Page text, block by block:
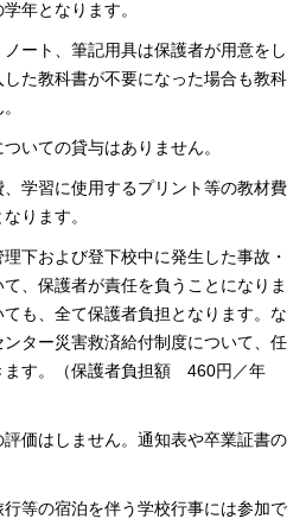
年となります。
ート、筆記用具は保護者が用意をし
た教科書が不要になった場合も教科
いての貸与はありません。
学習に使用するプリント等の教材費
ります。
下および登下校中に発生した事故・
、保護者が責任を負うことになりま
も、全て保護者負担となります。な
ター災害救済給付制度について、任
ます。（保護者負担額 460円／年
価はしません。通知表や卒業証書の
等の宿泊を伴う学校行事には参加で